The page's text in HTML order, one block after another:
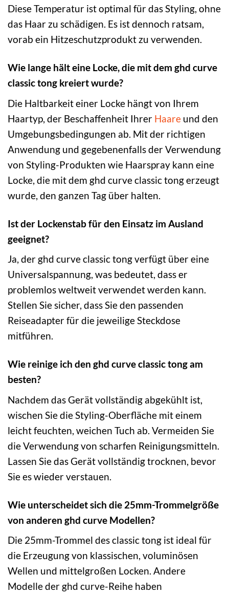
Diese Temperatur ist optimal für das Styling, ohne
das Haar zu schädigen. Es ist dennoch ratsam,
vorab ein Hitzeschutzprodukt zu verwenden.
Wie lange hält eine Locke, die mit dem ghd curve
classic tong kreiert wurde?
Die Haltbarkeit einer Locke hängt von Ihrem
Haartyp, der Beschaffenheit Ihrer Haare und den
Umgebungsbedingungen ab. Mit der richtigen
Anwendung und gegebenenfalls der Verwendung
von Styling-Produkten wie Haarspray kann eine
Locke, die mit dem ghd curve classic tong erzeugt
wurde, den ganzen Tag über halten.
Ist der Lockenstab für den Einsatz im Ausland
geeignet?
Ja, der ghd curve classic tong verfügt über eine
Universalspannung, was bedeutet, dass er
problemlos weltweit verwendet werden kann.
Stellen Sie sicher, dass Sie den passenden
Reiseadapter für die jeweilige Steckdose
mitführen.
Wie reinige ich den ghd curve classic tong am
besten?
Nachdem das Gerät vollständig abgekühlt ist,
wischen Sie die Styling-Oberfläche mit einem
leicht feuchten, weichen Tuch ab. Vermeiden Sie
die Verwendung von scharfen Reinigungsmitteln.
Lassen Sie das Gerät vollständig trocknen, bevor
Sie es wieder verstauen.
Wie unterscheidet sich die 25mm-Trommelgröße
von anderen ghd curve Modellen?
Die 25mm-Trommel des classic tong ist ideal für
die Erzeugung von klassischen, voluminösen
Wellen und mittelgroßen Locken. Andere
Modelle der ghd curve-Reihe haben